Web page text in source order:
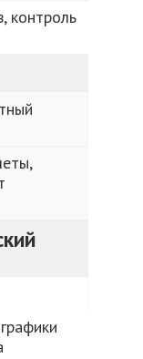
контроль